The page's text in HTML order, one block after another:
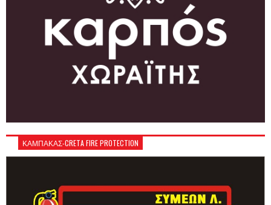
ΚΑΜΠΑΚΑΣ-CRETA FIRE PROTECTION